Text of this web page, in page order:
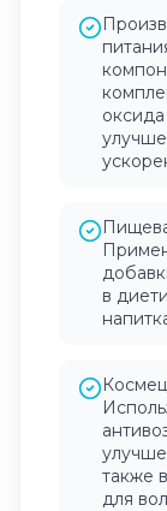
в
также
для